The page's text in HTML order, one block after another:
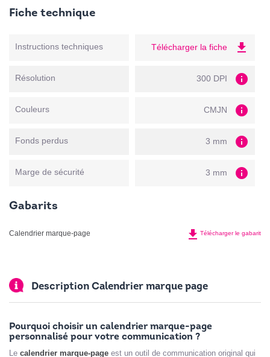
Fiche technique
Instructions techniques Télécharger la fiche file_download
Résolution 300 DPI info
Couleurs CMJN info
Fonds perdus 3 mm info
Marge de sécurité 3 mm info
Gabarits
Calendrier marque-page file_download Télécharger le gabarit
Description Calendrier marque page
Pourquoi choisir un calendrier marque-page
personnalisé pour votre communication ?
Le calendrier marque-page est un outil de communication original qui